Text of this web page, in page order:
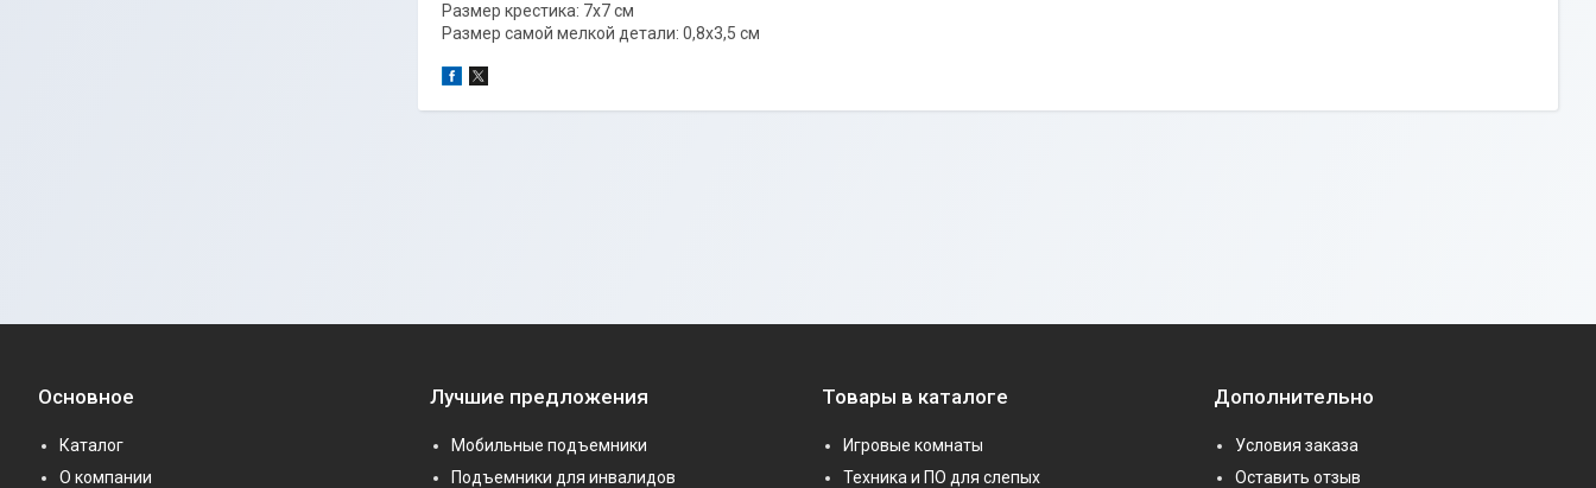
Размер крестика: 7х7 см
Размер самой мелкой детали: 0,8х3,5 см
Основное
Каталог
О компании
Лучшие предложения
Мобильные подъемники
Подъемники для инвалидов
Товары в каталоге
Игровые комнаты
Техника и ПО для слепых
Дополнительно
Условия заказа
Оставить отзыв